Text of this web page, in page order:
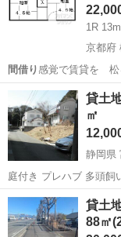
1R
京都府
間借り 感覚で賃貸を 松
京都 京都市 松
貸土
㎡
静岡県
庭付き プレハブ 多頭飼
駐…
静岡 富士市 そ
貸土
88㎡